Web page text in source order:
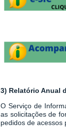
3) Relatório Anual
O Serviço de
as solicitações de
pedidos de acessos